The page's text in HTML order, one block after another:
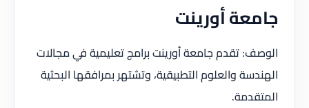
جامعة أورينت
الوصف: تقدم جامعة أورينت برامج تعليمية في مجالات
الهندسة والعلوم التطبيقية، وتشتهر بمرافقها البحثية
المتقدمة.